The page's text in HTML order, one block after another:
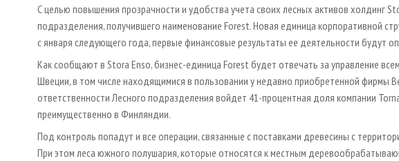
С целью повышения прозрачности и удобства учета своих лесных активов холдинг
подразделения, получившего наименование Forest. Новая единица корпоративной
с января следующего года, первые финансовые результаты ее деятельности будут
Как сообщают в Stora Enso, бизнес-единица Forest будет отвечать за управление
Швеции, в том числе находящимися в пользовании у недавно приобретенной фирмы
ответственности Лесного подразделения войдет 41-процентная доля компании
преимущественно в Финляндии.
Под контроль попадут и все операции, связанные с поставками древесины с
При этом леса южного полушария, которые относятся к местным